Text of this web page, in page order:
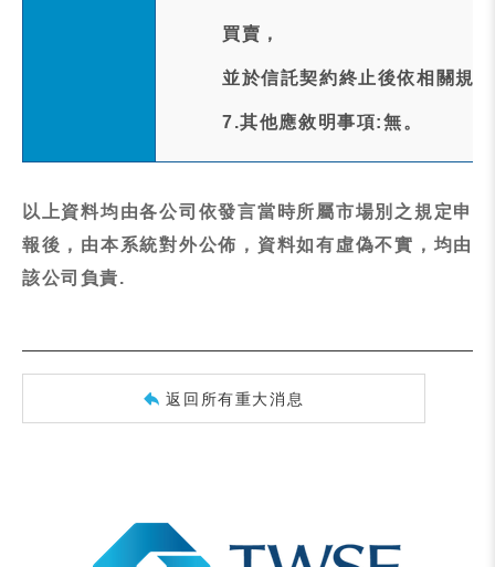
買賣，
並於信託契約終止後依相關規
7.其他應敘明事項:無。
以上資料均由各公司依發言當時所屬市場別之規定申
報後，由本系統對外公佈，資料如有虛偽不實，均由
該公司負責.
返回所有重大消息